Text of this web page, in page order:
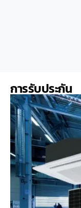
การรับประกัน